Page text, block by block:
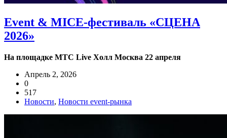
Event & MICE-фестиваль «СЦЕНА
2026»
На площадке МТС Live Холл Москва 22 апреля
Апрель 2, 2026
0
517
Новости, Новости event-рынка